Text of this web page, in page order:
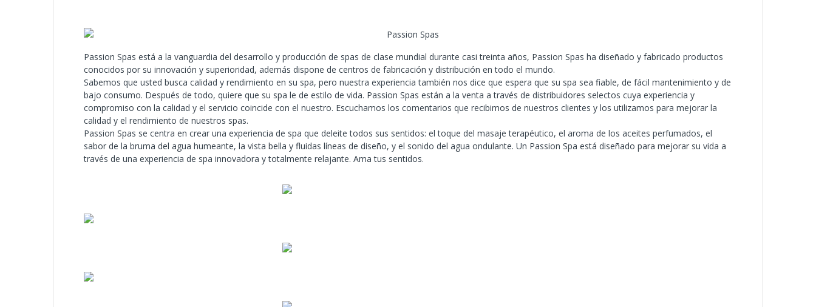
Passion Spas está a la vanguardia del desarrollo y producción de spas de clase mundial durante casi treinta años, Passion Spas ha diseñado y fabricado productos
conocidos por su innovación y superioridad, además dispone de centros de fabricación y distribución en todo el mundo.
Sabemos que usted busca calidad y rendimiento en su spa, pero nuestra experiencia también nos dice que espera que su spa sea fiable, de fácil mantenimiento y de
bajo consumo. Después de todo, quiere que su spa le de estilo de vida. Passion Spas están a la venta a través de distribuidores selectos cuya experiencia y
compromiso con la calidad y el servicio coincide con el nuestro. Escuchamos los comentarios que recibimos de nuestros clientes y los utilizamos para mejorar la
calidad y el rendimiento de nuestros spas.
Passion Spas se centra en crear una experiencia de spa que deleite todos sus sentidos: el toque del masaje terapéutico, el aroma de los aceites perfumados, el
sabor de la bruma del agua humeante, la vista bella y fluidas líneas de diseño, y el sonido del agua ondulante. Un Passion Spa está diseñado para mejorar su vida a
través de una experiencia de spa innovadora y totalmente relajante. Ama tus sentidos.